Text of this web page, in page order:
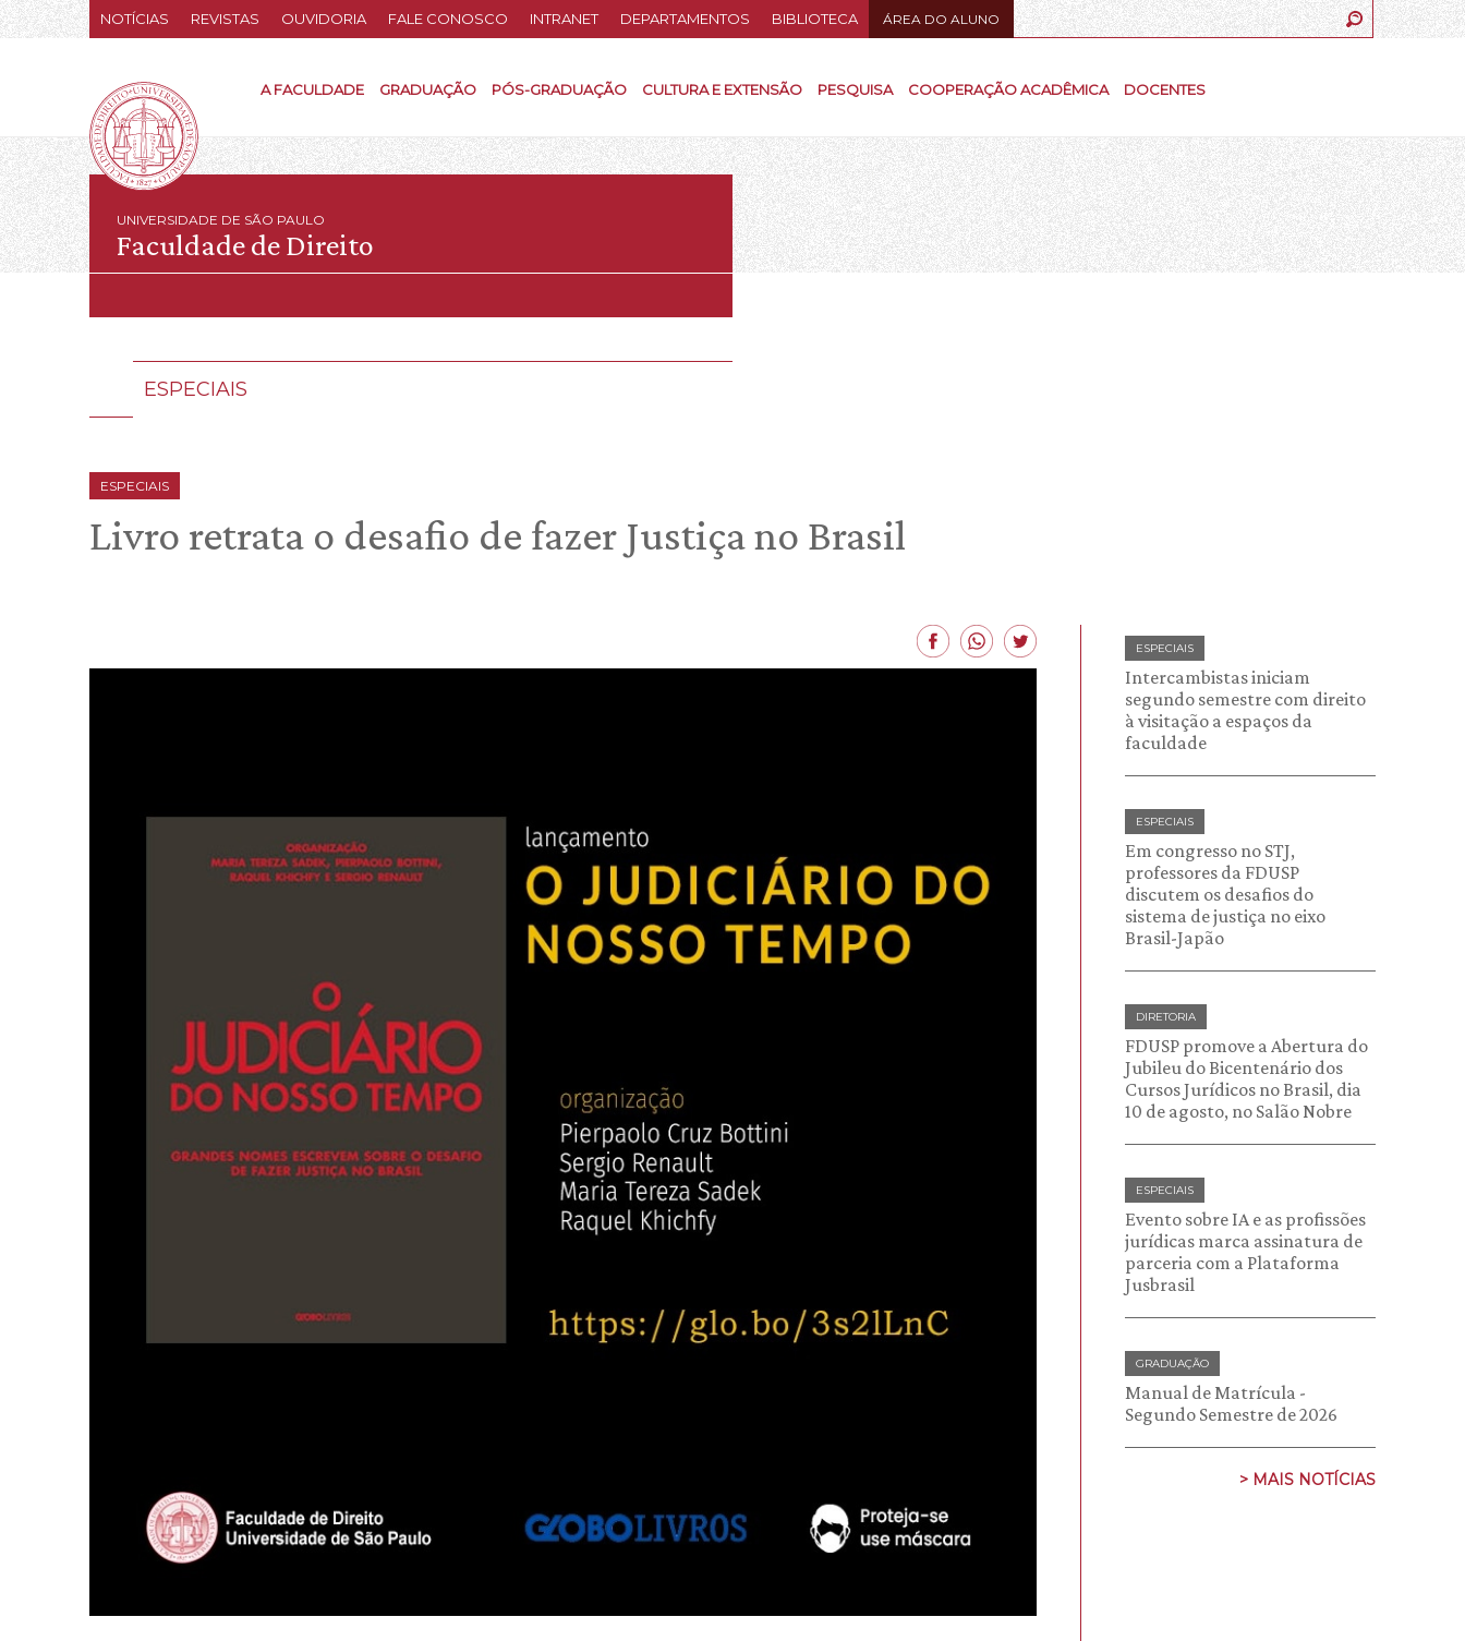
NOTÍCIAS REVISTAS OUVIDORIA FALE CONOSCO INTRANET DEPARTAMENTOS BIBLIOTECA ÁREA DO ALUNO
A FACULDADE GRADUAÇÃO PÓS-GRADUAÇÃO CULTURA E EXTENSÃO PESQUISA COOPERAÇÃO ACADÊMICA DOCENTES
UNIVERSIDADE DE SÃO PAULO
Faculdade de Direito
ESPECIAIS
ESPECIAIS
Livro retrata o desafio de fazer Justiça no Brasil
ESPECIAIS
Intercambistas iniciam
segundo semestre com direito
à visitação a espaços da
faculdade
ESPECIAIS
Em congresso no STJ,
professores da FDUSP
discutem os desafios do
sistema de justiça no eixo
Brasil-Japão
DIRETORIA
FDUSP promove a Abertura do
Jubileu do Bicentenário dos
Cursos Jurídicos no Brasil, dia
10 de agosto, no Salão Nobre
ESPECIAIS
Evento sobre IA e as profissões
jurídicas marca assinatura de
parceria com a Plataforma
Jusbrasil
GRADUAÇÃO
Manual de Matrícula -
Segundo Semestre de 2026
> MAIS NOTÍCIAS